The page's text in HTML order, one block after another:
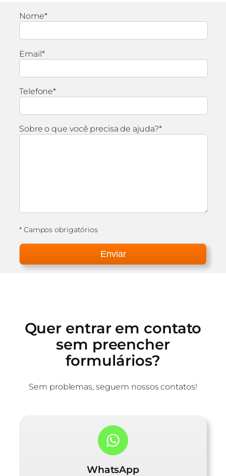
Nome*
Email*
Telefone*
Sobre o que você precisa de ajuda?*
* Campos obrigatórios
Quer entrar em contato
sem preencher
formulários?
Sem problemas, seguem nossos contatos!
WhatsApp